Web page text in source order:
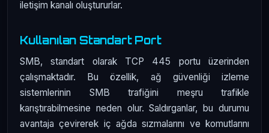
iletişim kanalı oluştururlar.
Kullanılan Standart Port
SMB, standart olarak TCP 445 portu üzerinden
çalışmaktadır. Bu özellik, ağ güvenliği izleme
sistemlerinin SMB trafiğini meşru trafikle
karıştırabilmesine neden olur. Saldırganlar, bu durumu
avantaja çevirerek iç ağda sızmalarını ve komutlarını